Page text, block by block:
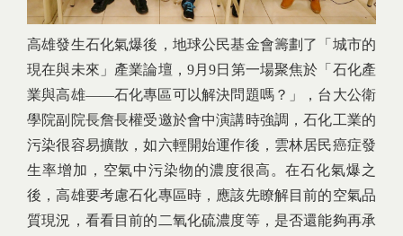
高雄發生石化氣爆後，地球公民基金會籌劃了「城市的
現在與未來」產業論壇，9月9日第一場聚焦於「石化產
業與高雄——石化專區可以解決問題嗎？」，台大公衛
學院副院長詹長權受邀於會中演講時強調，石化工業的
污染很容易擴散，如六輕開始運作後，雲林居民癌症發
生率增加，空氣中污染物的濃度很高。在石化氣爆之
後，高雄要考慮石化專區時，應該先瞭解目前的空氣品
質現況，看看目前的二氧化硫濃度等，是否還能夠再承